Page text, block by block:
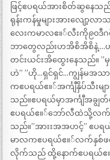
ဖြင့်ဧပရယ်အားစိတ်ဆွနေသ
ရုန်းကန်မှုများအားလျော့လ
လေးကမာလဧ။်လီးကို၉၀ဒီ
ဘာတွေလည်းဟအိစိအိစိနဲ့….ဟဲ
တင်းယင်းအိထွေးနေသည်။
ဟဲ” ”ဟို…ရှင်ရှင်…ကျွန်မအ
ကဧပရယ်ဧ။်အင်္ကျီနှိပ်သီးမျ
သည်။ဧပရယ်မှာအင်္ကျီအခ
ဧပရယ်ဧ။်ဘော်လီထဲသို့လက်
သည်။”အားးအအဟင့်” ဧပရယ်
မာလကဧပရယ်ဧ။်လက်နှစ်ဖ
လိုက်သည် ထို့နောက်ဧပရယ်ဧ